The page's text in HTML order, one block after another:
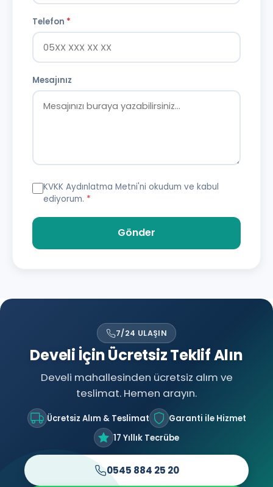
Telefon *
Mesajınız
KVKK Aydınlatma Metni'ni okudum ve kabul
ediyorum. *
Gönder
7/24 ULAŞIN
Develi İçin Ücretsiz Teklif Alın
Develi mahallesinden ücretsiz alım ve
teslimat. Hemen arayın.
Ücretsiz Alım & Teslimat
Garanti ile Hizmet
17 Yıllık Tecrübe
0545 884 25 20